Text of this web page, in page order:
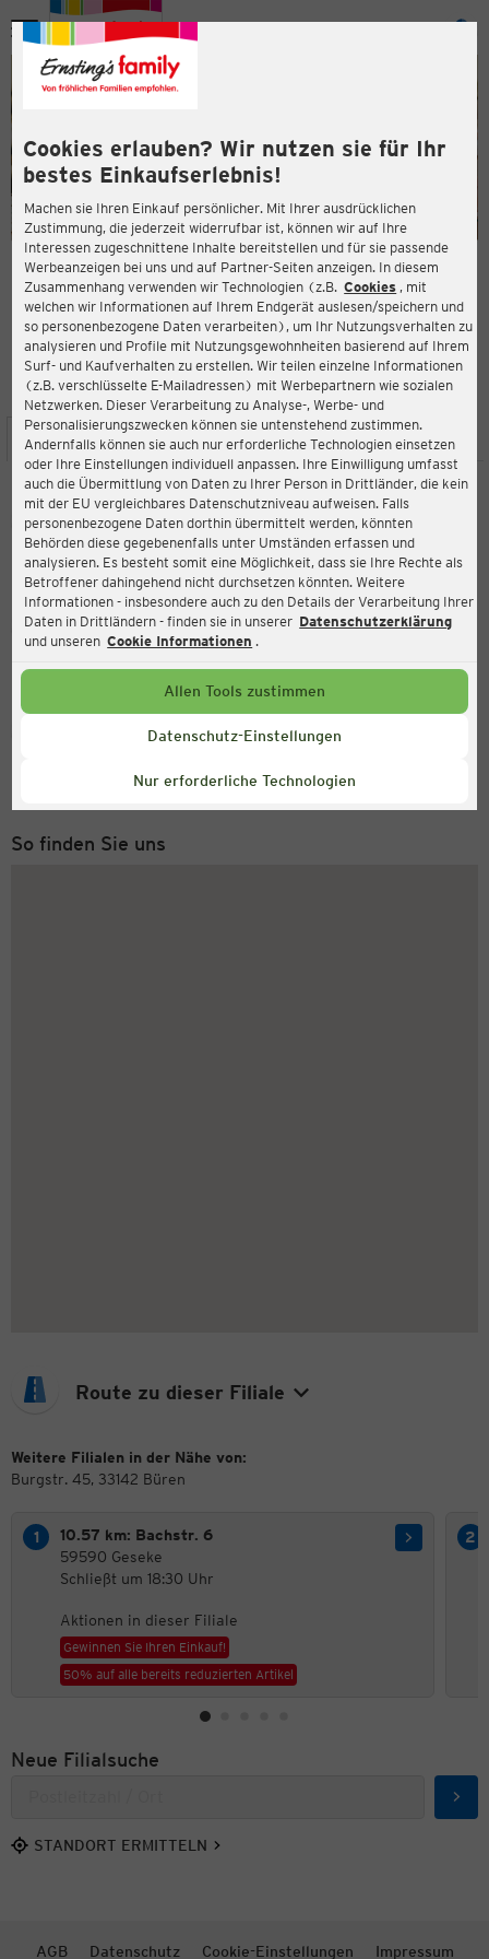
Cookies erlauben? Wir nutzen sie für Ihr
bestes Einkaufserlebnis!
Machen sie Ihren Einkauf persönlicher. Mit Ihrer ausdrücklichen
Zustimmung, die jederzeit widerrufbar ist, können wir auf Ihre
Interessen zugeschnittene Inhalte bereitstellen und für sie passende
Werbeanzeigen bei uns und auf Partner-Seiten anzeigen. In diesem
Zusammenhang verwenden wir Technologien (z.B. Cookies , mit
welchen wir Informationen auf Ihrem Endgerät auslesen/speichern und
so personenbezogene Daten verarbeiten), um Ihr Nutzungsverhalten zu
analysieren und Profile mit Nutzungsgewohnheiten basierend auf Ihrem
Surf- und Kaufverhalten zu erstellen. Wir teilen einzelne Informationen
(z.B. verschlüsselte E-Mailadressen) mit Werbepartnern wie sozialen
Netzwerken. Dieser Verarbeitung zu Analyse-, Werbe- und
Personalisierungszwecken können sie untenstehend zustimmen.
Andernfalls können sie auch nur erforderliche Technologien einsetzen
oder Ihre Einstellungen individuell anpassen. Ihre Einwilligung umfasst
auch die Übermittlung von Daten zu Ihrer Person in Drittländer, die kein
mit der EU vergleichbares Datenschutzniveau aufweisen. Falls
personenbezogene Daten dorthin übermittelt werden, könnten
Behörden diese gegebenenfalls unter Umständen erfassen und
analysieren. Es besteht somit eine Möglichkeit, dass sie Ihre Rechte als
Betroffener dahingehend nicht durchsetzen könnten. Weitere
Informationen - insbesondere auch zu den Details der Verarbeitung Ihrer
Daten in Drittländern - finden sie in unserer Datenschutzerklärung
und unseren Cookie Informationen .
Allen Tools zustimmen
Datenschutz-Einstellungen
Nur erforderliche Technologien
Menü
ERNSTING'S FAMILY FILIALE
Burgstr. 45
33142 Büren
3,9
Bewertung:
STANDORT SERVICES SORTIMENT AKTIONEN
Ernsting's family
Burgstr. 45, 33142 Büren
Aktuell:
Geöffnet
Service Hotline
Montag bis Freitag 8-18 Uhr
So finden Sie uns
Route zu dieser Filiale
Weitere Filialen in der Nähe von:
Burgstr. 45, 33142 Büren
10.57 km: Bachstr. 6
59590 Geseke
Schließt um 18:30 Uhr
Aktionen in dieser Filiale
Gewinnen Sie Ihren Einkauf!
50% auf alle bereits reduzierten Artikel
Neue Filialsuche
STANDORT ERMITTELN
AGB Datenschutz Cookie-Einstellungen Impressum